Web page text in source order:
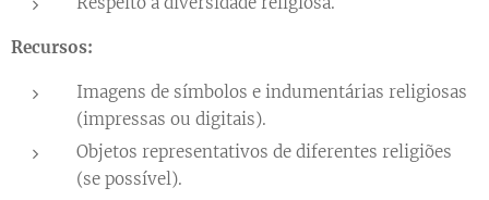
Recursos:
Imagens de símbolos e indumentárias religiosas
(impressas ou digitais).
Objetos representativos de diferentes religiões
(se possível).